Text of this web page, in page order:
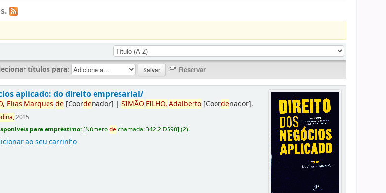
títulos para:
aplicado: do direito empresarial/
Elias Marques de [Coordenador] |SIMÃO FILHO, Adalberto [Coordenador].
2015
para empréstimo: [Númerodechamada:342.2 D598](2).
ao seu carrinho